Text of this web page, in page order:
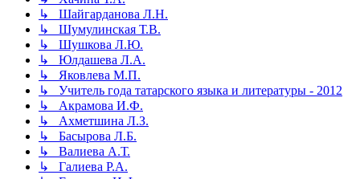
↳ Шайгарданова Л.Н.
↳ Шумулинская Т.В.
↳ Шушкова Л.Ю.
↳ Юлдашева Л.А.
↳ Яковлева М.П.
↳ Учитель года татарского языка и литературы - 2012
↳ Акрамова И.Ф.
↳ Ахметшина Л.З.
↳ Басырова Л.Б.
↳ Валиева А.Т.
↳ Галиева Р.А.